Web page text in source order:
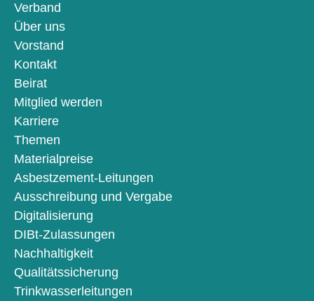
Verband
Über uns
Vorstand
Kontakt
Beirat
Mitglied werden
Karriere
Themen
Materialpreise
Asbestzement-Leitungen
Ausschreibung und Vergabe
Digitalisierung
DIBt-Zulassungen
Nachhaltigkeit
Qualitätssicherung
Trinkwasserleitungen